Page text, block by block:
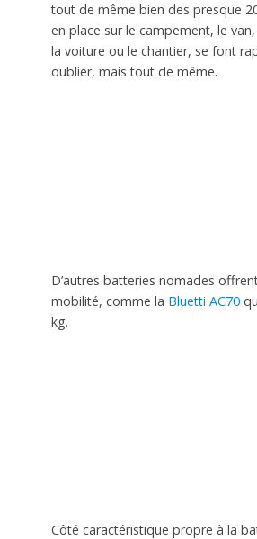
tout de même bien des presque
en place sur le campement, le
la voiture ou le chantier, se font
oublier, mais tout de même.
D’autres batteries nomades
mobilité, comme la Bluetti AC70
kg.
Côté caractéristique propre à la